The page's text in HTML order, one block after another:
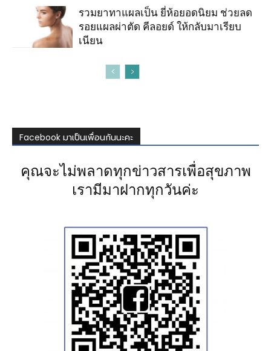
รวมยาทาแผลเป็น ยี่ห้อยอดนิยม ช่วยลด
รอยแผลผ่าตัด คีลอยด์ ให้กลับมาเรียบ
เนียน
Facebook มาเป็นเพื่อนกันนะคะ
คุณจะไม่พลาดทุกข่าวสารเพื่อสุขภาพ
เรามีมาฝากทุกวันค่ะ